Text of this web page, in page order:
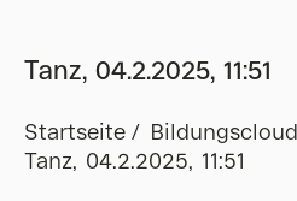
Tanz, 04.2.2025, 11:51
Startseite
Bildungscloud
Tanz, 04.2.2025, 11:51